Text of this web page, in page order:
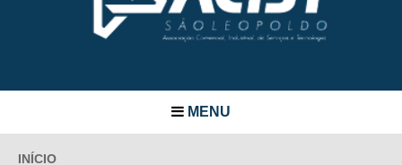
MENU
INÍCIO